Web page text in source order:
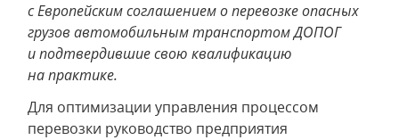
с Европейским соглашением о перевозке опасных
грузов автомобильным транспортом ДОПОГ
и подтвердившие свою квалификацию
на практике.
Для оптимизации управления процессом
перевозки руководство предприятия